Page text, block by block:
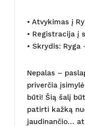
• Atvykimas į
• Registracija į
• Skrydis: Ryga
Nepalas –
priverčia
būti! Šią šalį
patirti kažką
jaudinančio…